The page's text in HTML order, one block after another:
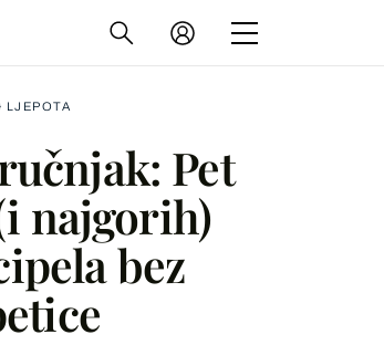
LJEPOTA
Pet
najgorih)
bez